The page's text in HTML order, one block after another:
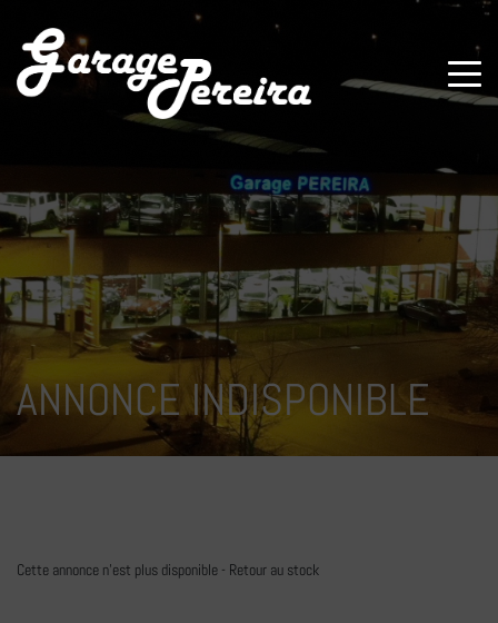
ANNONCE INDISPONIBLE
Cette annonce n'est plus disponible - Retour au stock
Paramètres avancés des cookies